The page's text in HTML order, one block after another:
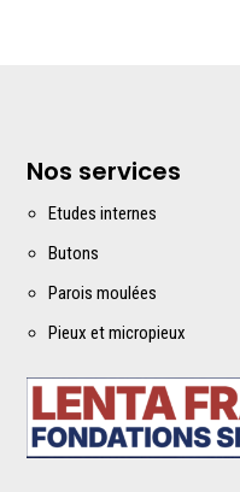
Nos services
Etudes internes
Butons
Parois moulées
Pieux et micropieux